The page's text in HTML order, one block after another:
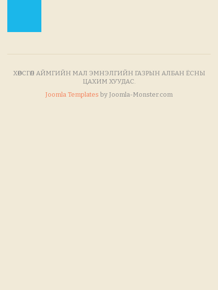
ХӨВСГӨЛ АЙМГИЙН МАЛ ЭМНЭЛГИЙН ГАЗРЫН АЛБАН ЁСНЫ
ЦАХИМ ХУУДАС.
Joomla Templates by Joomla-Monster.com